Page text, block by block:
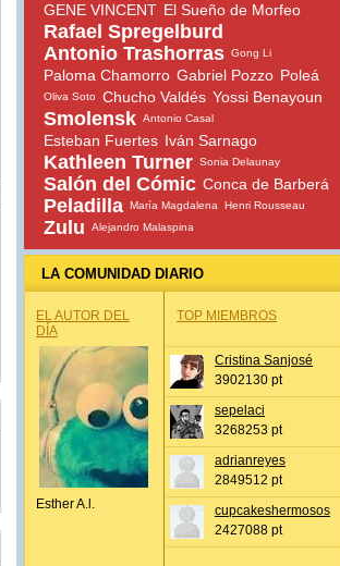
GENE VINCENT El Sueño de Morfeo
Rafael Spregelburd
Antonio Trashorras Gong Li
Paloma Chamorro Gabriel Pozzo Poleá
Oliva Soto Chucho Valdés Yossi Benayoun
Smolensk Antonio Casal
Esteban Fuertes Iván Sarnago
Kathleen Turner Sonia Delaunay
Salón del Cómic Conca de Barberá
Peladilla María Magdalena Henri Rousseau
Zulu Alejandro Malaspina
LA COMUNIDAD DIARIO
EL AUTOR DEL
DÍA
Esther A.l.
TOP MIEMBROS
Cristina Sanjosé
3902130 pt
sepelaci
3268253 pt
adrianreyes
2849512 pt
cupcakeshermosos
2427088 pt